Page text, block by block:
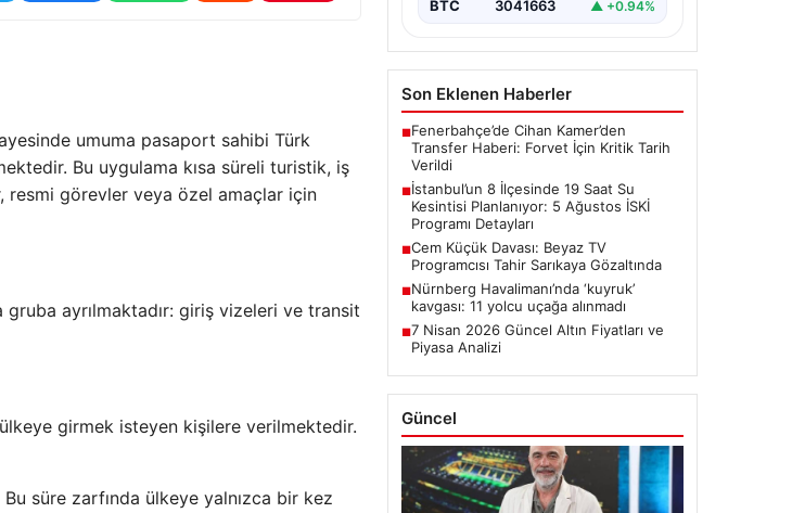
umuma pasaport sahibi Türk
Bu uygulama kısa süreli turistik, iş
resmi görevler veya özel amaçlar için
ayrılmaktadır: giriş vizeleri ve transit
girmek isteyen kişilere verilmektedir.
süre zarfında ülkeye yalnızca bir kez
BTC 3041663 ▲ +0.94%
Son Eklenen Haberler
■Fenerbahçe’de Cihan Kamer’den
Transfer Haberi: Forvet İçin Kritik Tarih
Verildi
■İstanbul’un 8 İlçesinde 19 Saat Su
Kesintisi Planlanıyor: 5 Ağustos İSKİ
Programı Detayları
■Cem Küçük Davası: Beyaz TV
Programcısı Tahir Sarıkaya Gözaltında
■Nürnberg Havalimanı’nda ‘kuyruk’
kavgası: 11 yolcu uçağa alınmadı
■7 Nisan 2026 Güncel Altın Fiyatları ve
Piyasa Analizi
Güncel